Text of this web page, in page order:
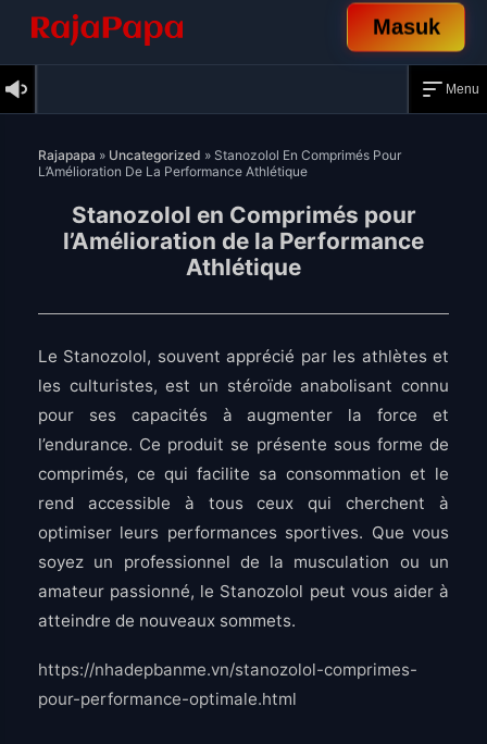
content
Masuk
Menu
Rajapapa » Uncategorized » Stanozolol En Comprimés Pour
L’Amélioration De La Performance Athlétique
Stanozolol en Comprimés pour
l’Amélioration de la Performance
Athlétique
Le Stanozolol, souvent apprécié par les athlètes et
les culturistes, est un stéroïde anabolisant connu
pour ses capacités à augmenter la force et
l’endurance. Ce produit se présente sous forme de
comprimés, ce qui facilite sa consommation et le
rend accessible à tous ceux qui cherchent à
optimiser leurs performances sportives. Que vous
soyez un professionnel de la musculation ou un
amateur passionné, le Stanozolol peut vous aider à
atteindre de nouveaux sommets.
https://nhadepbanme.vn/stanozolol-comprimes-
pour-performance-optimale.html